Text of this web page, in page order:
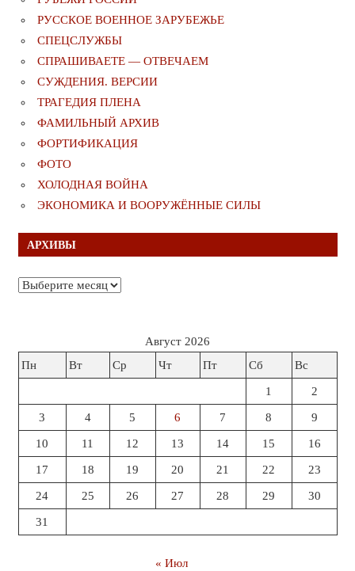
РУССКОЕ ВОЕННОЕ ЗАРУБЕЖЬЕ
СПЕЦСЛУЖБЫ
СПРАШИВАЕТЕ — ОТВЕЧАЕМ
СУЖДЕНИЯ. ВЕРСИИ
ТРАГЕДИЯ ПЛЕНА
ФАМИЛЬНЫЙ АРХИВ
ФОРТИФИКАЦИЯ
ФОТО
ХОЛОДНАЯ ВОЙНА
ЭКОНОМИКА И ВООРУЖЁННЫЕ СИЛЫ
АРХИВЫ
Архивы
Август 2026
Пн
Вт Ср Чт Пт Сб Вс
1 2
3 4 5 6 7 8 9
10 11 12 13 14 15 16
17 18 19 20 21 22 23
24 25 26 27 28 29 30
31
« Июл